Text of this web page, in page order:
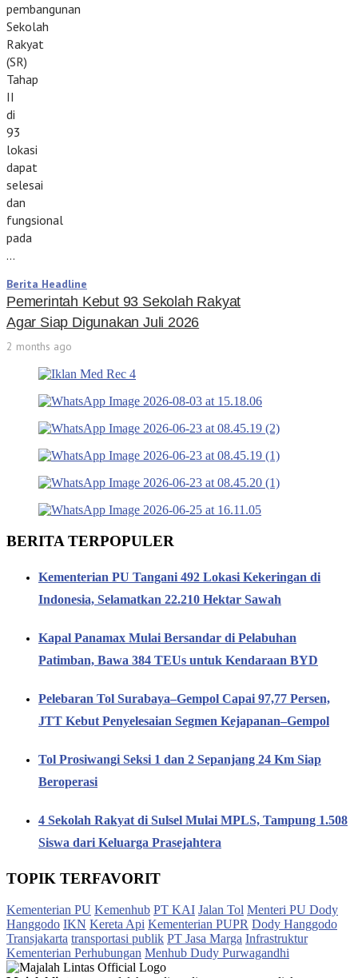
pembangunan
Sekolah
Rakyat
(SR)
Tahap
II
di
93
lokasi
dapat
selesai
dan
fungsional
pada
…
Berita Headline
Pemerintah Kebut 93 Sekolah Rakyat
Agar Siap Digunakan Juli 2026
2 months ago
BERITA TERPOPULER
Kementerian PU Tangani 492 Lokasi Kekeringan di
Indonesia, Selamatkan 22.210 Hektar Sawah
Kapal Panamax Mulai Bersandar di Pelabuhan
Patimban, Bawa 384 TEUs untuk Kendaraan BYD
Pelebaran Tol Surabaya–Gempol Capai 97,77 Persen,
JTT Kebut Penyelesaian Segmen Kejapanan–Gempol
Tol Prosiwangi Seksi 1 dan 2 Sepanjang 24 Km Siap
Beroperasi
4 Sekolah Rakyat di Sulsel Mulai MPLS, Tampung 1.508
Siswa dari Keluarga Prasejahtera
TOPIK TERFAVORIT
Kementerian PU Kemenhub PT KAI Jalan Tol Menteri PU Dody
Hanggodo IKN Kereta Api Kementerian PUPR Dody Hanggodo
Transjakarta transportasi publik PT Jasa Marga Infrastruktur
Kementerian Perhubungan Menhub Dudy Purwagandhi